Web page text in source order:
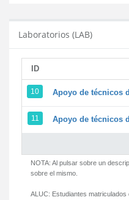
Laboratorios (LAB)
ID
10 Apoyo de técnicos
11 Apoyo de técnicos
NOTA: Al pulsar sobre un
sobre el mismo.
ALUC: Estudiantes